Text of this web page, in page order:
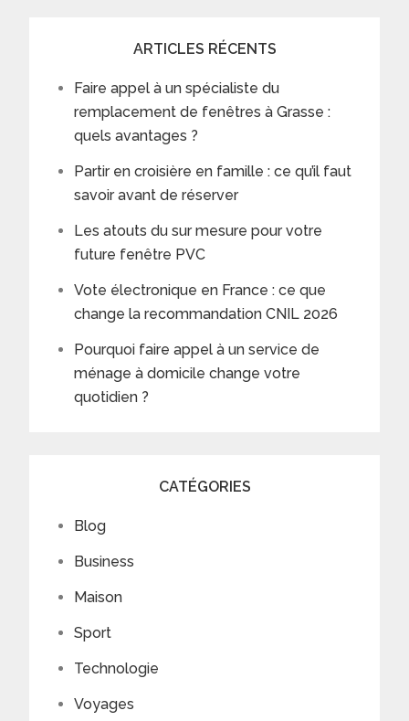
ARTICLES RÉCENTS
Faire appel à un spécialiste du
remplacement de fenêtres à Grasse :
quels avantages ?
Partir en croisière en famille : ce qu’il faut
savoir avant de réserver
Les atouts du sur mesure pour votre
future fenêtre PVC
Vote électronique en France : ce que
change la recommandation CNIL 2026
Pourquoi faire appel à un service de
ménage à domicile change votre
quotidien ?
CATÉGORIES
Blog
Business
Maison
Sport
Technologie
Voyages